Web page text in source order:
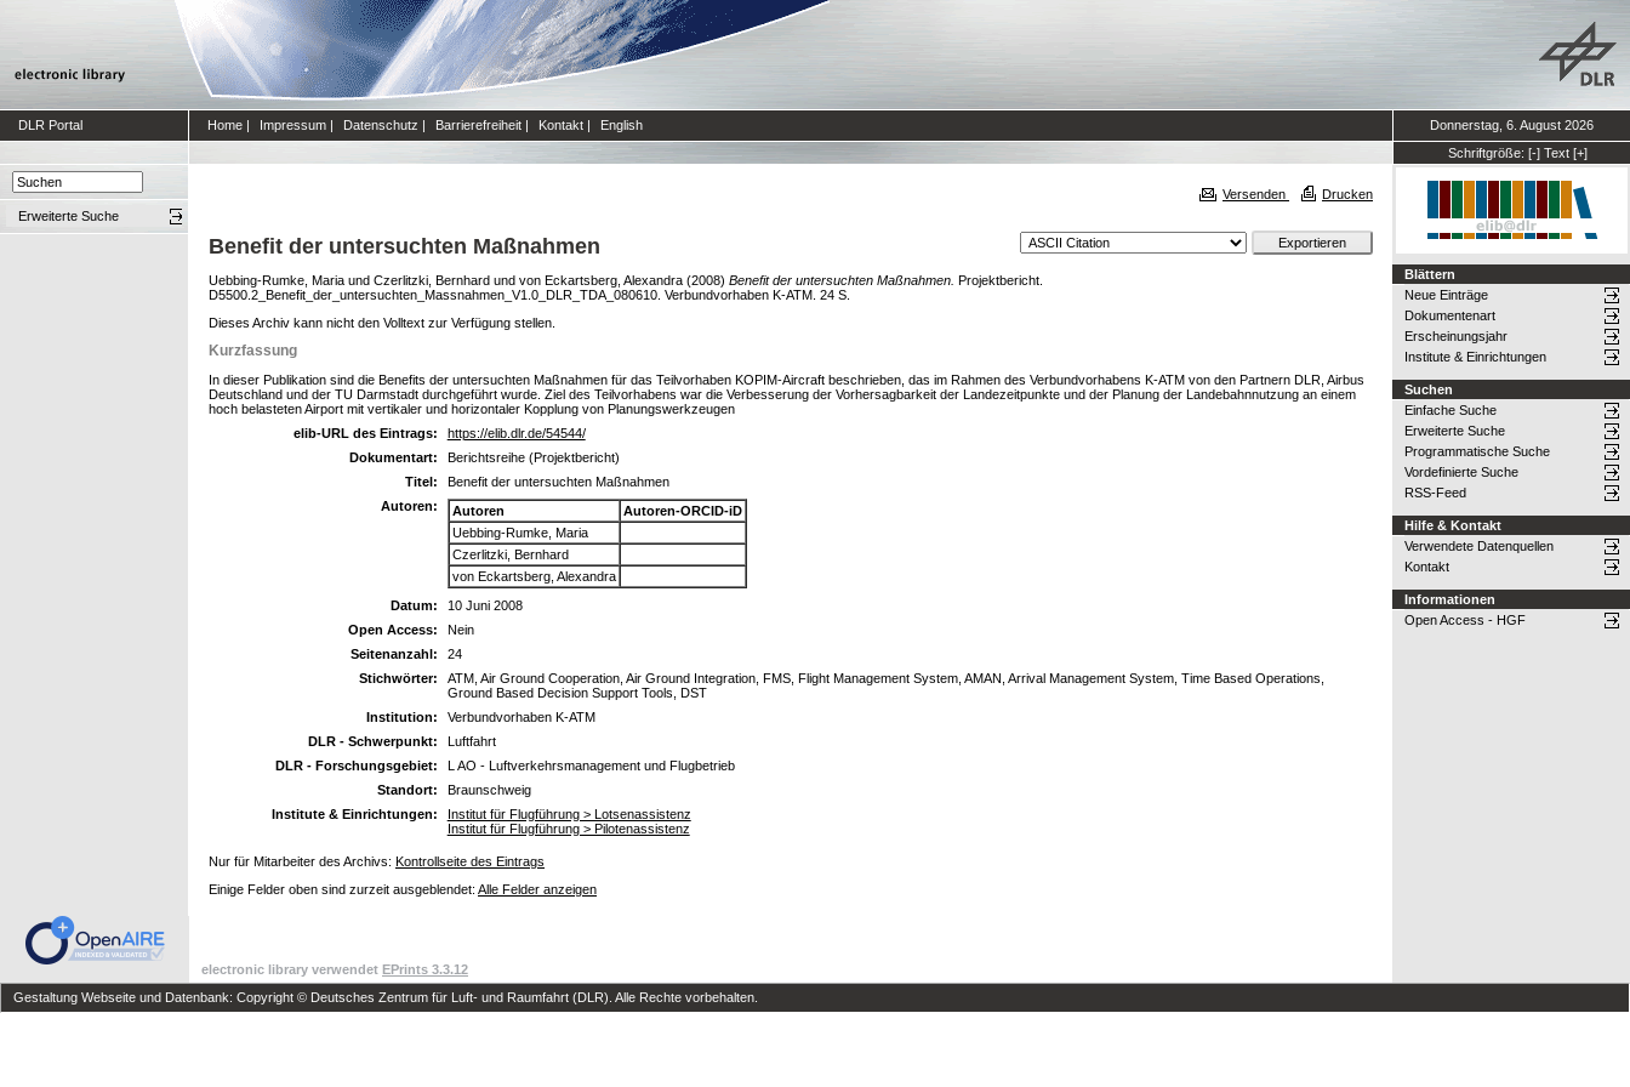
DLR Portal Home | Impressum | Datenschutz | Barrierefreiheit | Kontakt | English
Donnerstag, 6. August 2026
Schriftgröße: [-] Text [+]
Erweiterte Suche
Versenden Drucken
Benefit der untersuchten Maßnahmen
Uebbing-Rumke, Maria und Czerlitzki, Bernhard und von Eckartsberg, Alexandra (2008) Benefit der untersuchten Maßnahmen. Projektbericht.
D5500.2_Benefit_der_untersuchten_Massnahmen_V1.0_DLR_TDA_080610. Verbundvorhaben K-ATM. 24 S.
Dieses Archiv kann nicht den Volltext zur Verfügung stellen.
Kurzfassung
In dieser Publikation sind die Benefits der untersuchten Maßnahmen für das Teilvorhaben KOPIM-Aircraft beschrieben, das im Rahmen des Verbundvorhabens K-ATM von den Partnern DLR, Airbus
Deutschland und der TU Darmstadt durchgeführt wurde. Ziel des Teilvorhabens war die Verbesserung der Vorhersagbarkeit der Landezeitpunkte und der Planung der Landebahnnutzung an einem
hoch belasteten Airport mit vertikaler und horizontaler Kopplung von Planungswerkzeugen
elib-URL des Eintrags:
https://elib.dlr.de/54544/
Dokumentart:
Berichtsreihe (Projektbericht)
Titel:
Benefit der untersuchten Maßnahmen
Autoren:
Autoren
Autoren-ORCID-iD
Uebbing-Rumke, Maria
Czerlitzki, Bernhard
von Eckartsberg, Alexandra
Datum:
10 Juni 2008
Open Access:
Nein
Seitenanzahl:
24
Stichwörter:
ATM, Air Ground Cooperation, Air Ground Integration, FMS, Flight Management System, AMAN, Arrival Management System, Time Based Operations,
Ground Based Decision Support Tools, DST
Institution:
Verbundvorhaben K-ATM
DLR - Schwerpunkt:
Luftfahrt
DLR - Forschungsgebiet:
L AO - Luftverkehrsmanagement und Flugbetrieb
Standort:
Braunschweig
Institute & Einrichtungen:
Institut für Flugführung > Lotsenassistenz
Institut für Flugführung > Pilotenassistenz
Nur für Mitarbeiter des Archivs: Kontrollseite des Eintrags
Einige Felder oben sind zurzeit ausgeblendet: Alle Felder anzeigen
Blättern
Neue Einträge
Dokumentenart
Erscheinungsjahr
Institute & Einrichtungen
Suchen
Einfache Suche
Erweiterte Suche
Programmatische Suche
Vordefinierte Suche
RSS-Feed
Hilfe & Kontakt
Verwendete Datenquellen
Kontakt
Informationen
Open Access - HGF
electronic library verwendet EPrints 3.3.12
Gestaltung Webseite und Datenbank: Copyright © Deutsches Zentrum für Luft- und Raumfahrt (DLR). Alle Rechte vorbehalten.